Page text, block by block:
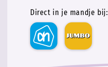
Direct in je mandje bij: